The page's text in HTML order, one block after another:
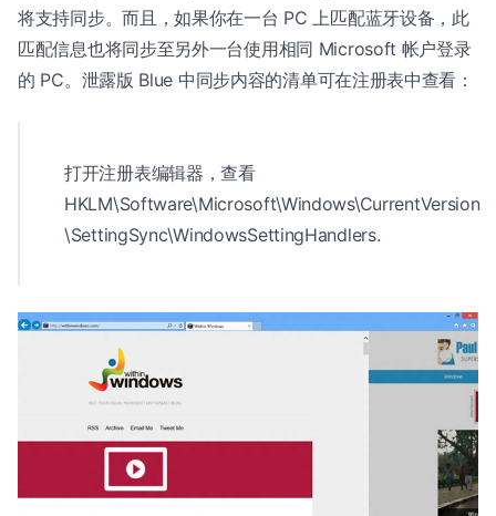
将支持同步。而且，如果你在一台 PC 上匹配蓝牙设备，此
匹配信息也将同步至另外一台使用相同 Microsoft 帐户登录
的 PC。泄露版 Blue 中同步内容的清单可在注册表中查看：
打开注册表编辑器，查看
HKLM\Software\Microsoft\Windows\CurrentVersion
\SettingSync\WindowsSettingHandlers.